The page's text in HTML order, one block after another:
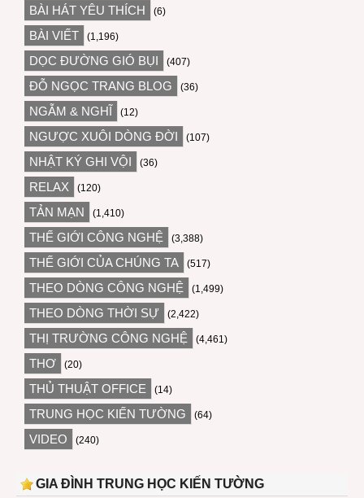
BÀI HÁT YÊU THÍCH (6)
BÀI VIẾT (1,196)
DỌC ĐƯỜNG GIÓ BỤI (407)
ĐỖ NGỌC TRANG BLOG (36)
NGẪM & NGHĨ (12)
NGƯỢC XUÔI DÒNG ĐỜI (107)
NHẬT KÝ GHI VỘI (36)
RELAX (120)
TẢN MẠN (1,410)
THẾ GIỚI CÔNG NGHỆ (3,388)
THẾ GIỚI CỦA CHÚNG TA (517)
THEO DÒNG CÔNG NGHỆ (1,499)
THEO DÒNG THỜI SỰ (2,422)
THỊ TRƯỜNG CÔNG NGHỆ (4,461)
THƠ (20)
THỦ THUẬT OFFICE (14)
TRUNG HỌC KIẾN TƯỜNG (64)
VIDEO (240)
GIA ĐÌNH TRUNG HỌC KIẾN TƯỜNG